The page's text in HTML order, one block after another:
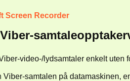
Screen Recorder
video-/lydsamtaler enkelt uten
Viber-samtalen på datamaskinen,